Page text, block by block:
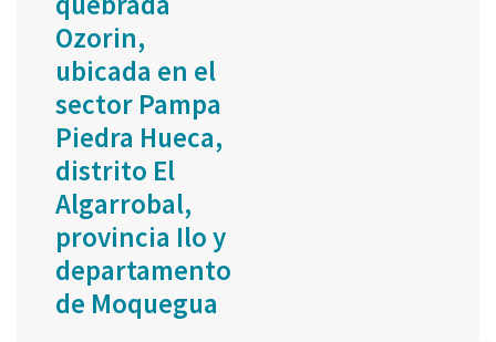
Ozorin,
ubicada en el
sector Pampa
Piedra Hueca,
distrito El
Algarrobal,
provincia Ilo y
departamento
de Moquegua